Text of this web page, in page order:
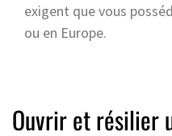
exigent que vous
ou en Europe.
Ouvrir et résilier